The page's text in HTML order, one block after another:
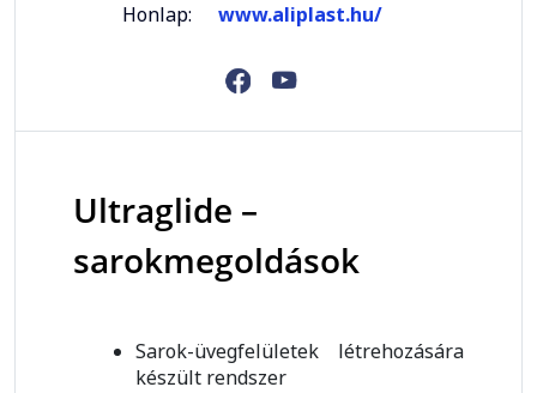
Honlap:
www.aliplast.hu/
Ultraglide –
sarokmegoldások
Sarok-üvegfelületek létrehozására
készült rendszer